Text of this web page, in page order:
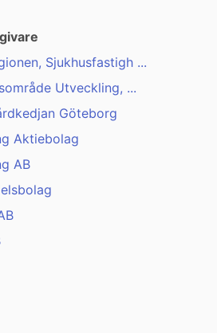
Sjukhusfastigh ...
Utveckling, ...
Göteborg
Aktiebolag
AB